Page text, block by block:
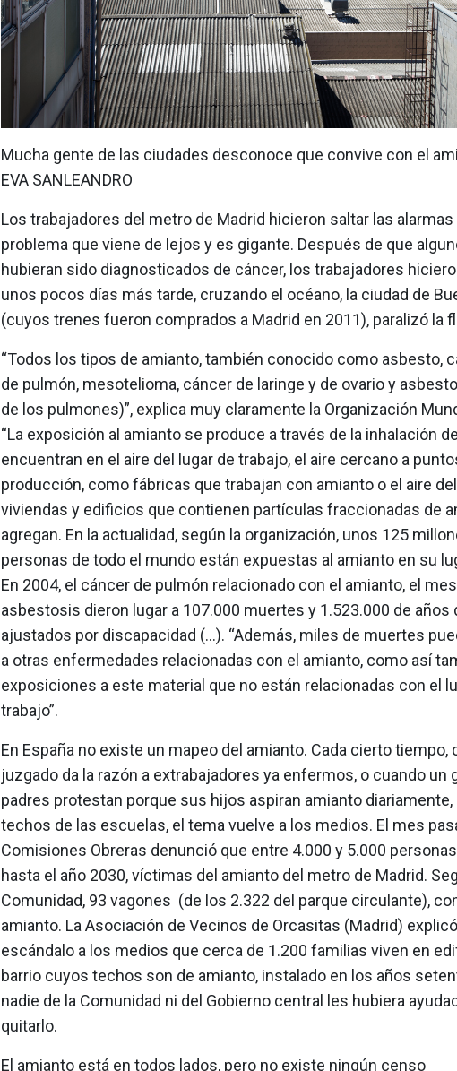
Mucha gente de las ciudades desconoce que convive con el
EVA SANLEANDRO
Los trabajadores del metro de Madrid hicieron saltar las alarmas
problema que viene de lejos y es gigante. Después de que
hubieran sido diagnosticados de cáncer, los trabajadores
unos pocos días más tarde, cruzando el océano, la ciudad de
(cuyos trenes fueron comprados a Madrid en 2011), paralizó la
“Todos los tipos de amianto, también conocido como asbesto,
de pulmón, mesotelioma, cáncer de laringe y de ovario y
de los pulmones)”, explica muy claramente la Organización
“La exposición al amianto se produce a través de la inhalación
encuentran en el aire del lugar de trabajo, el aire cercano a
producción, como fábricas que trabajan con amianto o el aire
viviendas y edificios que contienen partículas fraccionadas de
agregan. En la actualidad, según la organización, unos 125
personas de todo el mundo están expuestas al amianto en su
En 2004, el cáncer de pulmón relacionado con el amianto, el
asbestosis dieron lugar a 107.000 muertes y 1.523.000 de años
ajustados por discapacidad (...). “Además, miles de muertes
a otras enfermedades relacionadas con el amianto, como así
exposiciones a este material que no están relacionadas con el
trabajo”.
En España no existe un mapeo del amianto. Cada cierto tiempo,
juzgado da la razón a extrabajadores ya enfermos, o cuando un
padres protestan porque sus hijos aspiran amianto diariamente,
techos de las escuelas, el tema vuelve a los medios. El mes
Comisiones Obreras denunció que entre 4.000 y 5.000
hasta el año 2030, víctimas del amianto del metro de Madrid.
Comunidad, 93 vagones (de los 2.322 del parque circulante),
amianto. La Asociación de Vecinos de Orcasitas (Madrid)
escándalo a los medios que cerca de 1.200 familias viven en
barrio cuyos techos son de amianto, instalado en los años
nadie de la Comunidad ni del Gobierno central les hubiera
quitarlo.
El amianto está en todos lados, pero no existe ningún censo